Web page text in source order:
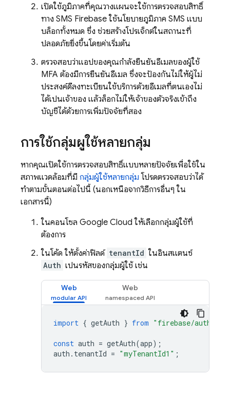
เปิดใช้ภูมิภาคที่คุณวางแผนจะใช้การตรวจสอบสิทธิ์
ทาง SMS Firebase ใช้นโยบายภูมิภาค SMS แบบ
บล็อกทั้งหมด ซึ่ง ช่วยสร้างโปรเจ็กต์ในสถานะที่
ปลอดภัยยิ่งขึ้นโดยค่าเริ่มต้น
ตรวจสอบว่าแอปของคุณกำลังยืนยันอีเมลของผู้ใช้
MFA ต้องมีการยืนยันอีเมล ซึ่งจะป้องกันไม่ให้ผู้ไม่
ประสงค์ดีลงทะเบียนใช้บริการด้วยอีเมลที่ตนเองไม่
ได้เป็นเจ้าของ แล้วล็อกไม่ให้เจ้าของตัวจริงเข้าถึง
บัญชีได้ด้วยการเพิ่มปัจจัยที่สอง
การใช้กลุ่มผู้ใช้หลายกลุ่ม
หากคุณเปิดใช้การตรวจสอบสิทธิ์แบบหลายปัจจัยเพื่อใช้ใน
สภาพแวดล้อมที่มี กลุ่มผู้ใช้หลายกลุ่ม โปรดตรวจสอบว่าได้
ทำตามขั้นตอนต่อไปนี้ (นอกเหนือจากวิธีการอื่นๆ ใน
เอกสารนี้)
ในคอนโซล Google Cloud ให้เลือกกลุ่มผู้ใช้ที่
ต้องการ
ในโค้ด ให้ตั้งค่าฟิลด์ tenantId ในอินสแตนซ์
Auth เป็นรหัสของกลุ่มผู้ใช้ เช่น
Web Web
import { getAuth } from "firebase/auth"
const auth = getAuth(app);
auth . tenantId = "myTenantId1" ;